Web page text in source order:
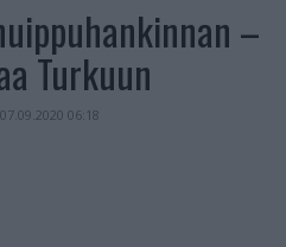
–
Turkuun
07.09.2020 06:18